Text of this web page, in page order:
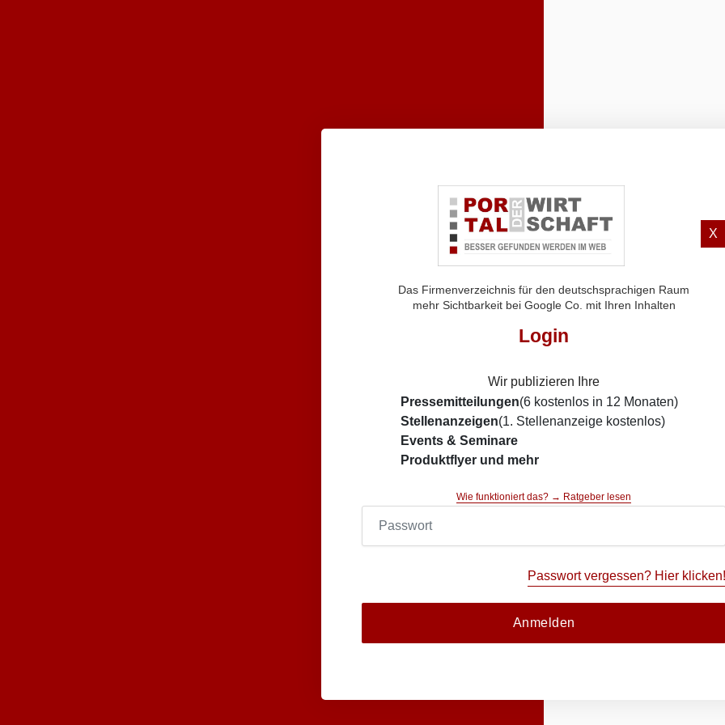
X
Das Firmenverzeichnis für den deutschsprachigen Raum
mehr Sichtbarkeit bei Google Co. mit Ihren Inhalten
Login
Wir publizieren Ihre
Pressemitteilungen(6 kostenlos in 12 Monaten)
Stellenanzeigen(1. Stellenanzeige kostenlos)
Events & Seminare
Produktflyer und mehr
Wie funktioniert das? → Ratgeber lesen
Passwort vergessen? Hier klicken!
Anmelden